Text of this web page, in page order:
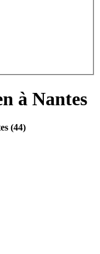
à Nantes
(44)